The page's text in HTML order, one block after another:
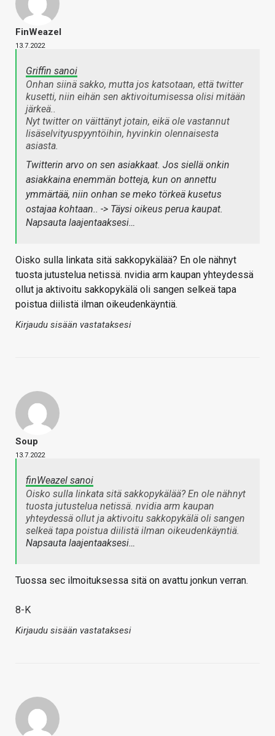
FinWeazel
13.7.2022
Griffin sanoi
Onhan siinä sakko, mutta jos katsotaan, että twitter
kusetti, niin eihän sen aktivoitumisessa olisi mitään
järkeä..
Nyt twitter on väittänyt jotain, eikä ole vastannut
lisäselvityuspyyntöihin, hyvinkin olennaisesta
asiasta.
Twitterin arvo on sen asiakkaat. Jos siellä onkin
asiakkaina enemmän botteja, kun on annettu
ymmärtää, niin onhan se meko törkeä kusetus
ostajaa kohtaan.. -> Täysi oikeus perua kaupat.
Napsauta laajentaaksesi…
Oisko sulla linkata sitä sakkopykälää? En ole nähnyt
tuosta jutustelua netissä. nvidia arm kaupan yhteydessä
ollut ja aktivoitu sakkopykälä oli sangen selkeä tapa
poistua diilistä ilman oikeudenkäyntiä.
Kirjaudu sisään vastataksesi
Soup
13.7.2022
finWeazel sanoi
Oisko sulla linkata sitä sakkopykälää? En ole nähnyt
tuosta jutustelua netissä. nvidia arm kaupan
yhteydessä ollut ja aktivoitu sakkopykälä oli sangen
selkeä tapa poistua diilistä ilman oikeudenkäyntiä.
Napsauta laajentaaksesi…
Tuossa sec ilmoituksessa sitä on avattu jonkun verran.
8-K
Kirjaudu sisään vastataksesi